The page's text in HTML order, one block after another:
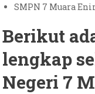
SMPN 7 Muara
Berikut
lengkap
Negeri 7